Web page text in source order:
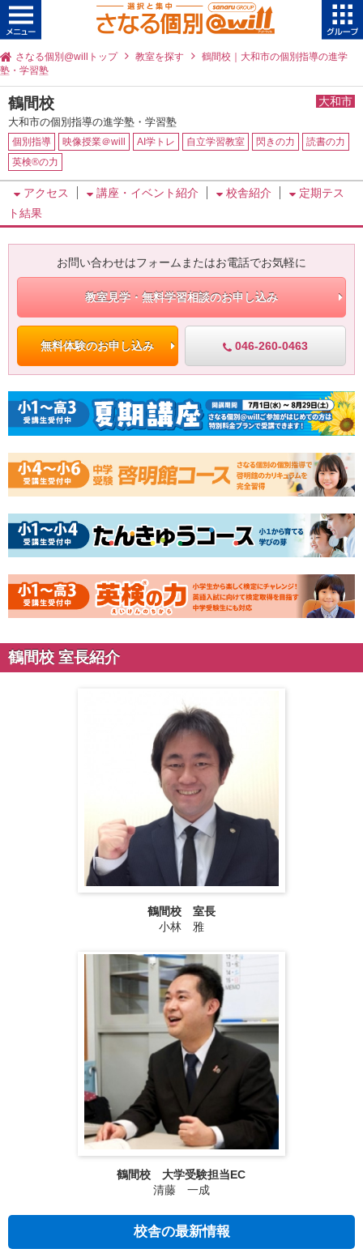
さなる個別@willトップ 教室を探す
鶴間校｜大和市の個別指導の進学
塾・学習塾
鶴間校 大和市
大和市の個別指導の進学塾・学習塾
個別指導 映像授業＠will AI学トレ 自立学習教室 閃きの力
読書の力
英検®の力
アクセス 講座・イベント紹介 校舎紹介
定期テス
ト結果
お問い合わせはフォームまたはお電話でお気軽に
教室見学・無料学習相談のお申し込み
無料体験のお申し込み 046-260-0463
鶴間校 室長紹介
鶴間校 室長
小林 雅
鶴間校 大学受験担当EC
清藤 一成
校舎の最新情報